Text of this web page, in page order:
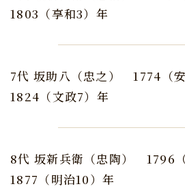
1803（享和3）年
7代 坂助八（忠之）1774（
1824（文政7）年
8代 坂新兵衛（忠陶） 1796
1877（明治10）年